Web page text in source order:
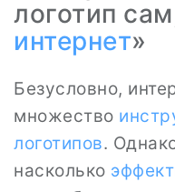
логотип
интернет»
Безусловно,
множество
логотипов.
насколько